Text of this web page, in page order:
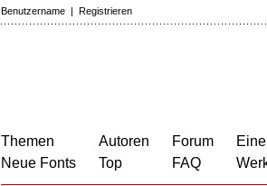
Benutzername | Registrieren
Themen
Neue Fonts
Autoren
Top
Forum
FAQ